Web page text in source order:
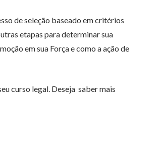
de seleção baseado em critérios
etapas para determinar sua
em sua Força e como a ação de
curso legal. Deseja saber mais